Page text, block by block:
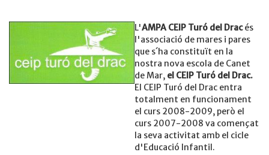
L'AMPA CEIP Turó del Dracés
l'associació de mares i pares
que s´ha constituït en la
nostra nova escola de Canet
de Mar, el CEIP Turó del Drac.
El CEIP Turó del Drac entra
totalment en funcionament
el curs 2008-2009, però el
curs 2007-2008 va començat
la seva activitat amb el cicle
d'Educació Infantil.